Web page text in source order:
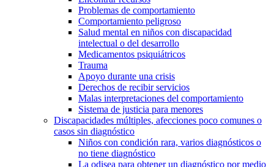
Problemas de comportamiento
Comportamiento peligroso
Salud mental en niños con discapacidad
intelectual o del desarrollo
Medicamentos psiquiátricos
Trauma
Apoyo durante una crisis
Derechos de recibir servicios
Malas interpretaciones del comportamiento
Sistema de justicia para menores
Discapacidades múltiples, afecciones poco comunes o
casos sin diagnóstico
Niños con condición rara, varios diagnósticos o
no tiene diagnóstico
La odisea para obtener un diagnóstico por medio